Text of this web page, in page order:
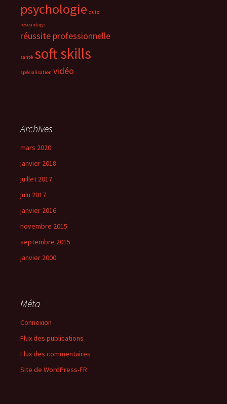
psychologie quiz
réseautage
réussite professionnelle
santé soft skills
spécialisation vidéo
Archives
mars 2020
janvier 2018
juillet 2017
juin 2017
janvier 2016
novembre 2015
septembre 2015
janvier 2000
Méta
Connexion
Flux des publications
Flux des commentaires
Site de WordPress-FR